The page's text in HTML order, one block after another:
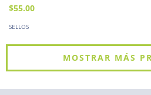
$55.00
SELLOS
MOSTRAR MÁS